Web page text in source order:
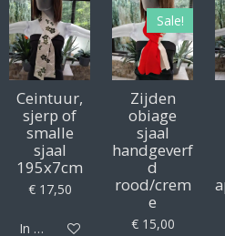
Ceintuur,
sjerp of
smalle
sjaal
195x7cm
€ 17,50
In winkelwagen
Sale!
Zijden
obiage
sjaal
handgeverf
d
rood/crem
e
€ 15,00